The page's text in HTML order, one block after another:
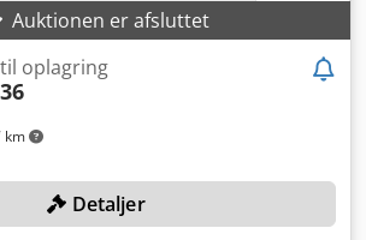
Auktionen er afsluttet
km
oplagring
Detaljer